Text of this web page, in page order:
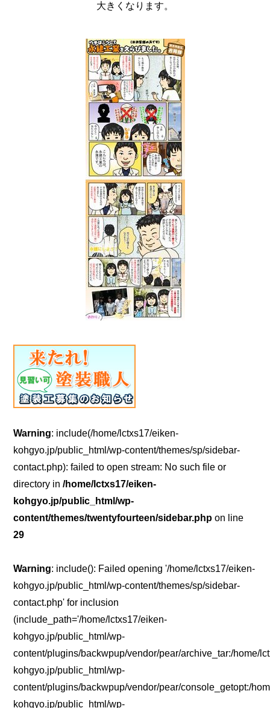
大きくなります。
Warning: include(/home/lctxs17/eiken-
kohgyo.jp/public_html/wp-content/themes/sp/sidebar-
contact.php): failed to open stream: No such file or
directory in/home/lctxs17/eiken-
kohgyo.jp/public_html/wp-
content/themes/twentyfourteen/sidebar.php on line
29
Warning: include(): Failed opening '/home/lctxs17/eiken-
kohgyo.jp/public_html/wp-content/themes/sp/sidebar-
contact.php' for inclusion
(include_path='/home/lctxs17/eiken-
kohgyo.jp/public_html/wp-
content/plugins/backwpup/vendor/pear/archive_tar:/home/
kohgyo.jp/public_html/wp-
content/plugins/backwpup/vendor/pear/console_getopt:/
kohgyo.jp/public_html/wp-